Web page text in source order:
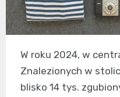
W roku 2024, w
Znalezionych w
blisko 14 tys.